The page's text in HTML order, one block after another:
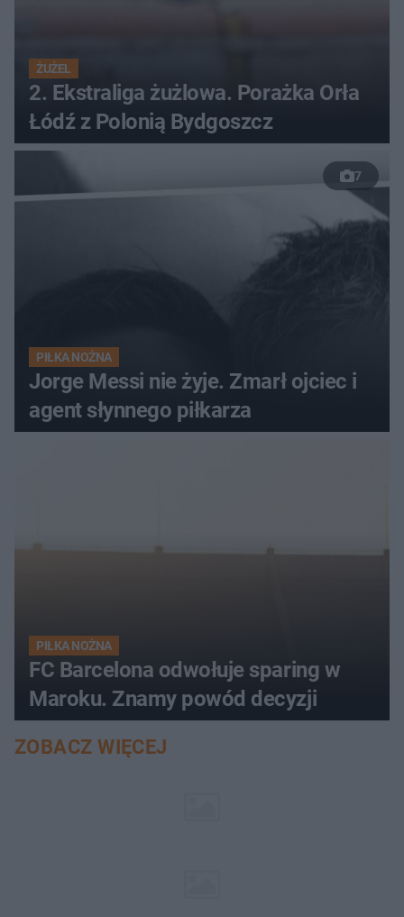
ŻUŻEL
2. Ekstraliga żużlowa. Porażka Orła
Łódź z Polonią Bydgoszcz
7
PIŁKA NOŻNA
Jorge Messi nie żyje. Zmarł ojciec i
agent słynnego piłkarza
PIŁKA NOŻNA
FC Barcelona odwołuje sparing w
Maroku. Znamy powód decyzji
ZOBACZ WIĘCEJ